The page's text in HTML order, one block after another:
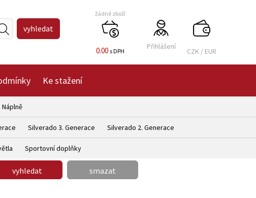
žádné zboží
0.00 s DPH
Přihlášení
CZK / EUR
Sportovní doplňky
Silverado 3. Generace Silverado 2. Generace
Náplně
Ke stažení
vyhledat smazat
zobrazit